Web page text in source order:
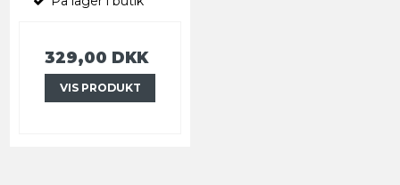
329,00 DKK
VIS PRODUKT